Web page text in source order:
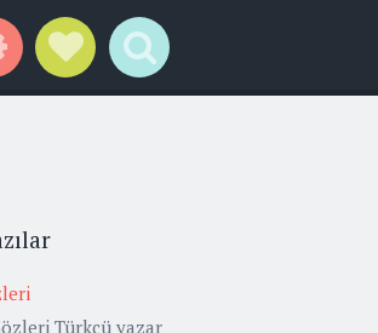
WidgetsSocial Links
Search
Türkçü yazar